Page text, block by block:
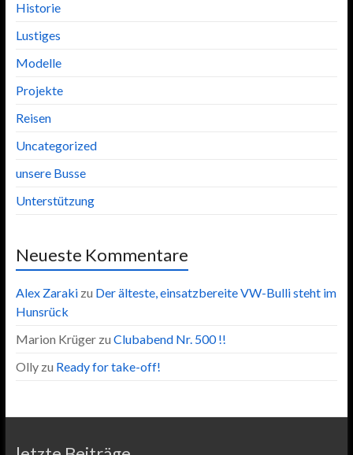
Historie
Lustiges
Modelle
Projekte
Reisen
Uncategorized
unsere Busse
Unterstützung
Neueste Kommentare
Alex Zarakizu Der älteste, einsatzbereite VW-Bulli steht im
Hunsrück
Marion Krügerzu Clubabend Nr. 500 !!
Ollyzu Ready for take-off!